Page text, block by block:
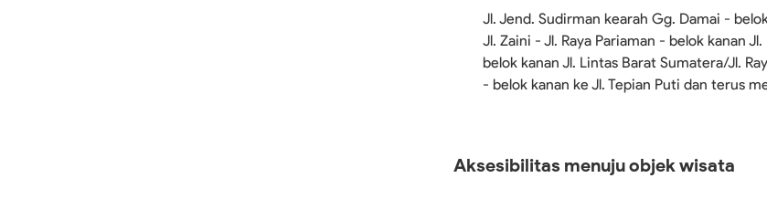
Jl. Jend. Sudirman kearah Gg. Damai -
Jl. Zaini - Jl. Raya Pariaman - belok kanan
belok kanan Jl. Lintas Barat Sumatera/Jl.
- belok kanan ke Jl. Tepian Puti dan terus
Aksesibilitas menuju objek wisata